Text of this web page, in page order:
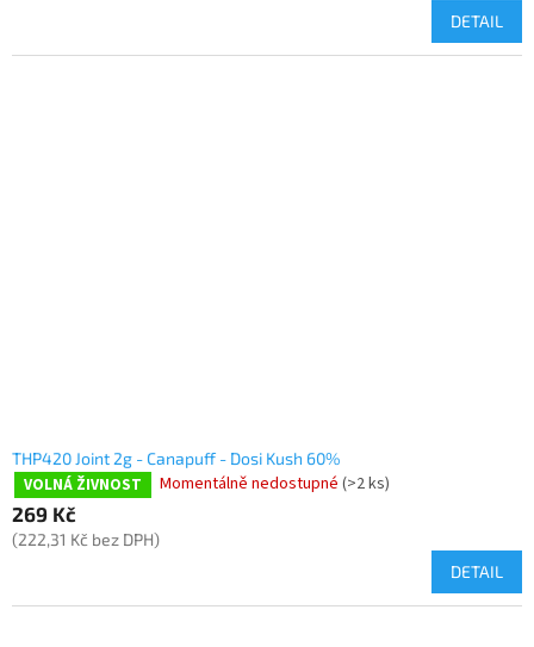
DETAIL
THP420 Joint 2g - Canapuff - Dosi Kush 60%
VOLNÁ ŽIVNOST Momentálně nedostupné (>2 ks)
269 Kč
(222,31 Kč bez DPH)
DETAIL